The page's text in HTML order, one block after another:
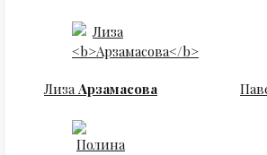
Лиза Арзамасова